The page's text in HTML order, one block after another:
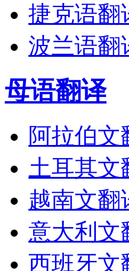
捷克语翻
波兰语翻
母语翻译
阿拉伯文
土耳其文
越南文翻
意大利文
西班牙文